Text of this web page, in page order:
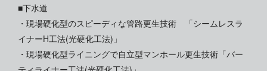
■下水道
・現場硬化型のスピーディな管路更生技術 「シームレスラ
イナーH工法(光硬化工法)」
・現場硬化型ライニングで自立型マンホール更生技術「バー